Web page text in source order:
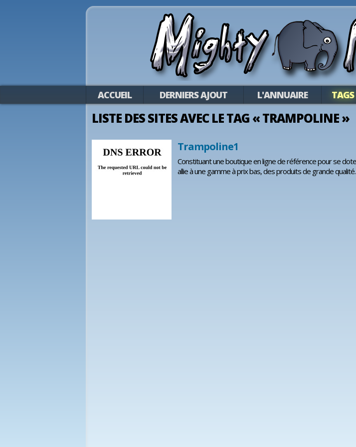
ACCUEIL DERNIERS AJOUT L'ANNUAIRE TAGS
LISTE DES SITES AVEC LE TAG « TRAMPOLINE »
Trampoline1
Constituant une boutique en ligne de référence pour se
allie à une gamme à prix bas, des produits de grande qualité.